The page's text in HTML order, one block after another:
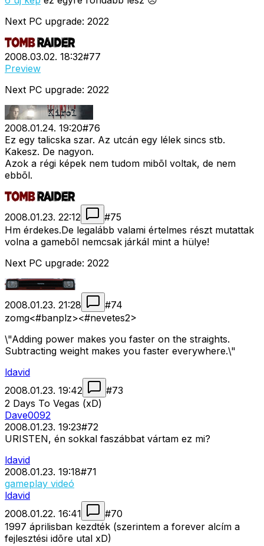
Next PC upgrade: 2022
2008.03.02. 18:32#77
Preview
Next PC upgrade: 2022
2008.01.24. 19:20#76
Ez egy talicska szar. Az utcán egy lélek sincs stb.
Kakesz. De nagyon.
Azok a régi képek nem tudom mibõl voltak, de nem
ebbõl.
2008.01.23. 22:12 #75
Hm érdekes.De legalább valami értelmes részt mutattak
volna a gamebõl nemcsak járkál mint a hülye!
Next PC upgrade: 2022
2008.01.23. 21:28 #74
zomg<#banplz><#nevetes2>
\"Adding power makes you faster on the straights.
Subtracting weight makes you faster everywhere.\"
ldavid
2008.01.23. 19:42
#73
2 Days To Vegas (xD)
Dave0092
2008.01.23. 19:23#72
URISTEN, én sokkal faszábbat vártam ez mi?
ldavid
2008.01.23. 19:18#71
gameplay videó
ldavid
2008.01.22. 16:41
#70
1997 áprilisban kezdték (szerintem a forever alcím a
fejlesztési idõre utal xD)